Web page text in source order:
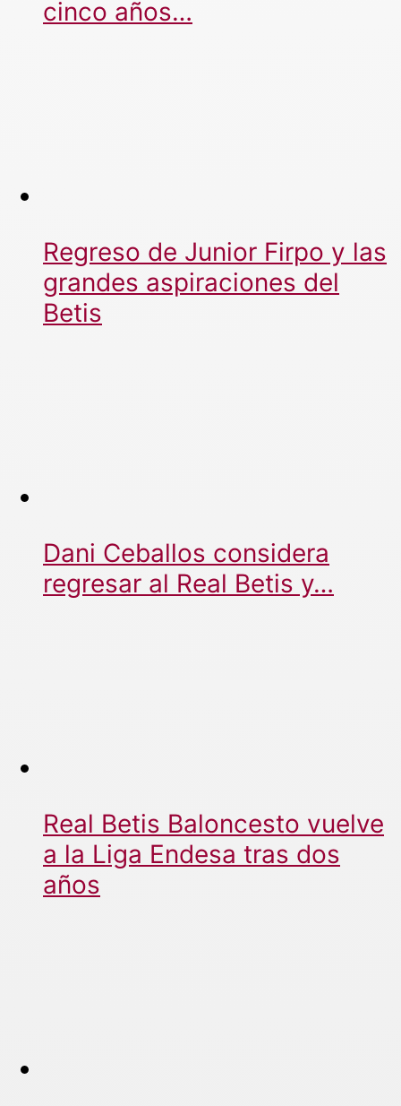
cinco años…
Regreso de Junior Firpo y las
grandes aspiraciones del
Betis
Dani Ceballos considera
regresar al Real Betis y…
Real Betis Baloncesto vuelve
a la Liga Endesa tras dos
años